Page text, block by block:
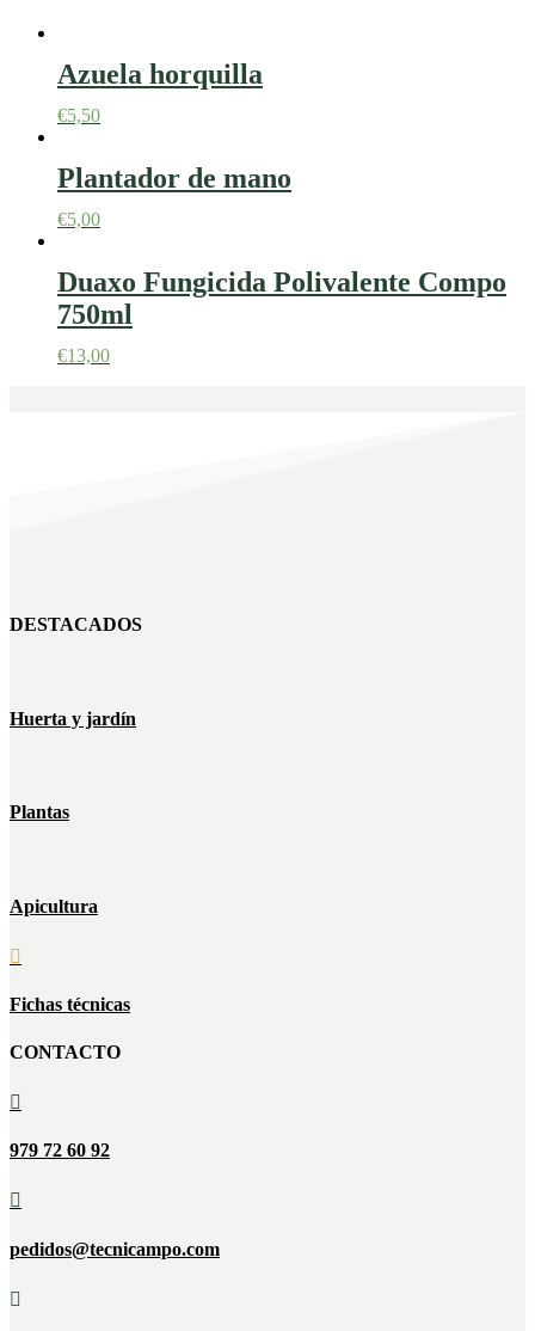
Azuela horquilla
€5,50
Plantador de mano
€5,00
Duaxo Fungicida Polivalente Compo
750ml
€13,00
DESTACADOS
Huerta y jardín
Plantas
Apicultura

Fichas técnicas
CONTACTO

979 72 60 92

pedidos@tecnicampo.com
